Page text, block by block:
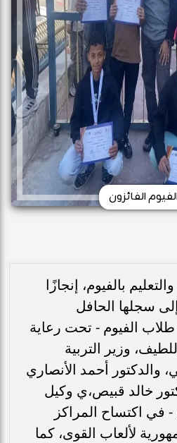
الفائزون
بالفيوم، إنجازًا
سجلها الحافل
طلاب الفيوم - تحت رعاية
وزير التربية
والدكتور أحمد الأنصاري
خالد قبيص،ي وكيل
- في اكتساح المراكز
لألعاب القوى، كما